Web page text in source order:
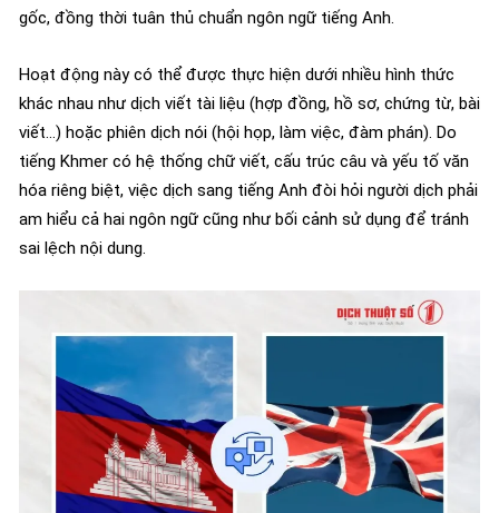
gốc, đồng thời tuân thủ chuẩn ngôn ngữ tiếng Anh.
Hoạt động này có thể được thực hiện dưới nhiều hình thức
khác nhau như dịch viết tài liệu (hợp đồng, hồ sơ, chứng từ, bài
viết…) hoặc phiên dịch nói (hội họp, làm việc, đàm phán). Do
tiếng Khmer có hệ thống chữ viết, cấu trúc câu và yếu tố văn
hóa riêng biệt, việc dịch sang tiếng Anh đòi hỏi người dịch phải
am hiểu cả hai ngôn ngữ cũng như bối cảnh sử dụng để tránh
sai lệch nội dung.